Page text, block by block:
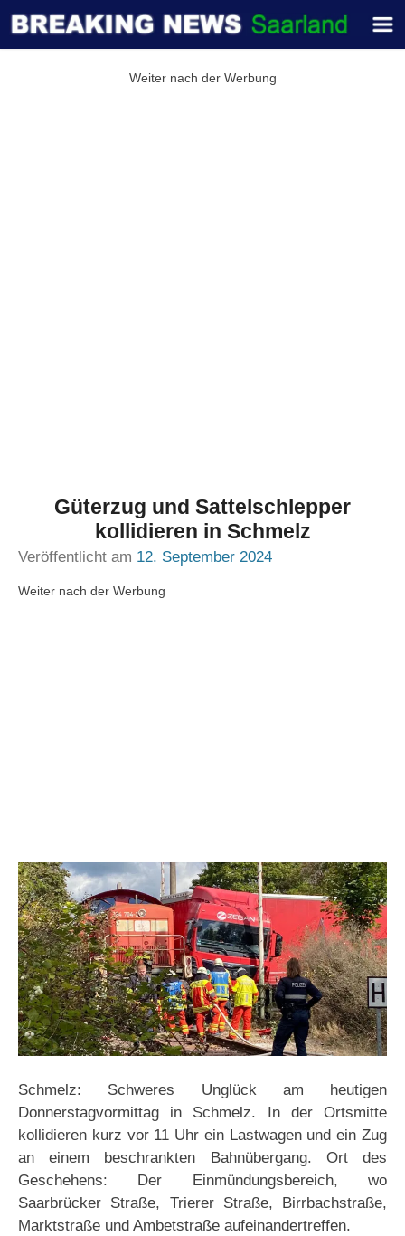
Weiter nach der Werbung
Güterzug und Sattelschlepper
kollidieren in Schmelz
Veröffentlicht am 12. September 2024
Weiter nach der Werbung
Schmelz: Schweres Unglück am heutigen
Donnerstagvormittag in Schmelz. In der Ortsmitte
kollidieren kurz vor 11 Uhr ein Lastwagen und ein Zug
an einem beschrankten Bahnübergang. Ort des
Geschehens: Der Einmündungsbereich, wo
Saarbrücker Straße, Trierer Straße, Birrbachstraße,
Marktstraße und Ambetstraße aufeinandertreffen.